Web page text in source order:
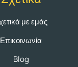
με εμάς
Επικοινωνία
Blog